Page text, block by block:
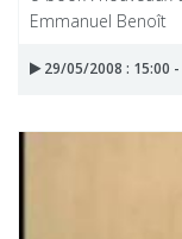
Emmanuel Benoît
29/05/2008 : 15:00 -